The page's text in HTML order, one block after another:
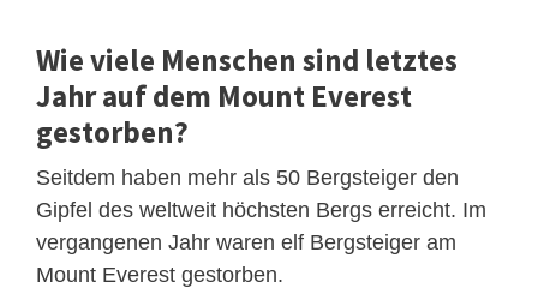
Wie viele Menschen sind letztes
Jahr auf dem Mount Everest
gestorben?
Seitdem haben mehr als 50 Bergsteiger den
Gipfel des weltweit höchsten Bergs erreicht. Im
vergangenen Jahr waren elf Bergsteiger am
Mount Everest gestorben.